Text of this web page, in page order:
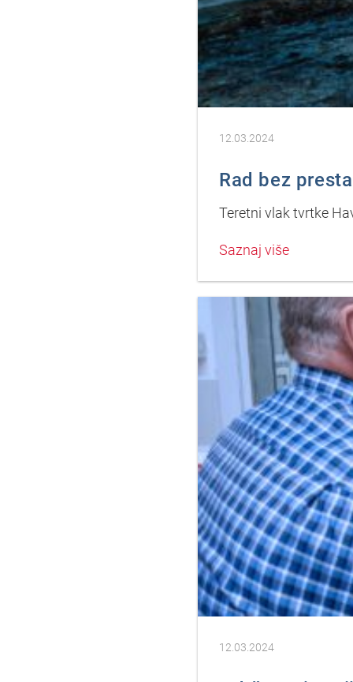
12.03.2024
Rad bez
Teretni vlak tvrtke
Saznaj više
12.03.2024